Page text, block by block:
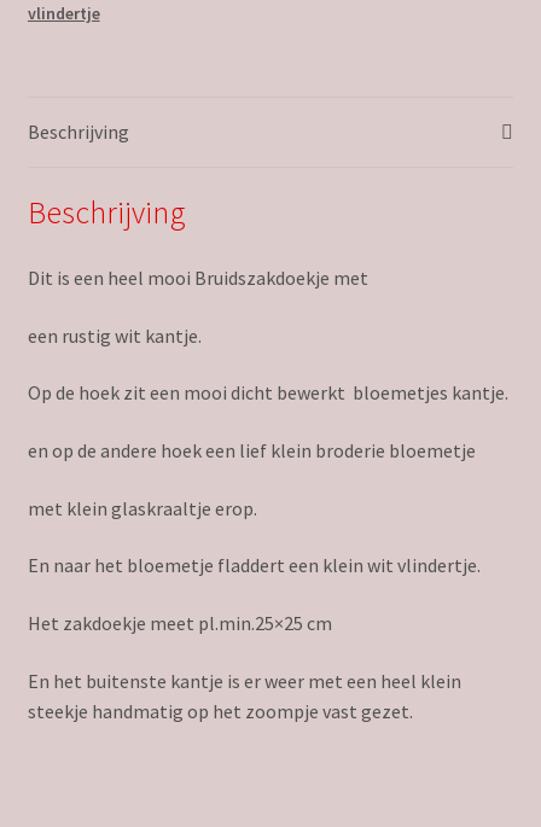
vlindertje
Beschrijving
Beschrijving
Dit is een heel mooi Bruidszakdoekje met
een rustig wit kantje.
Op de hoek zit een mooi dicht bewerkt bloemetjes kantje.
en op de andere hoek een lief klein broderie bloemetje
met klein glaskraaltje erop.
En naar het bloemetje fladdert een klein wit vlindertje.
Het zakdoekje meet pl.min.25×25 cm
En het buitenste kantje is er weer met een heel klein
steekje handmatig op het zoompje vast gezet.